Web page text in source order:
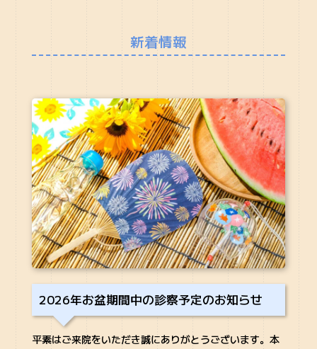
新着情報
2026年お盆期間中の診察予定のお知らせ
平素はご来院をいただき誠にありがとうございます。本